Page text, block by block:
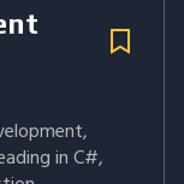
in C#,